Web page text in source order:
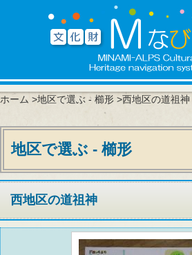
ホーム >地区で選ぶ - 櫛形 >西地区の道祖神
地区で選ぶ - 櫛形
西地区の道祖神